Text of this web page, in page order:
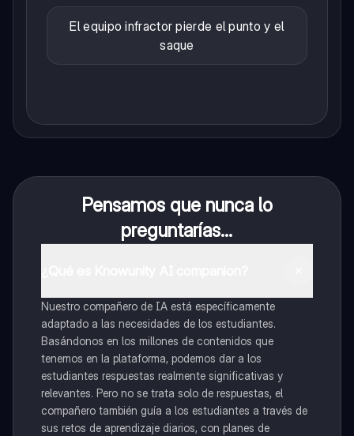
El equipo infractor pierde el punto y el
saque
Pensamos que nunca lo
preguntarías...
Nuestro compañero de IA está específicamente
adaptado a las necesidades de los estudiantes.
Basándonos en los millones de contenidos que
tenemos en la plataforma, podemos dar a los
estudiantes respuestas realmente significativas y
relevantes. Pero no se trata solo de respuestas, el
compañero también guía a los estudiantes a través de
sus retos de aprendizaje diarios, con planes de